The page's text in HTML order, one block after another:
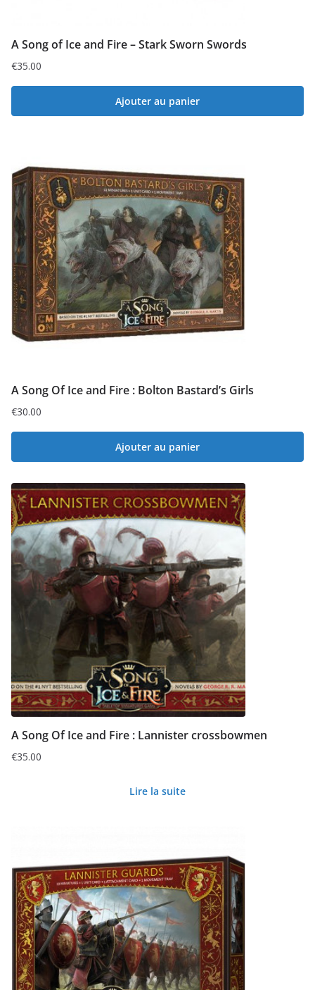
A Song of Ice and Fire – Stark Sworn Swords
€35.00
Ajouter au panier
A Song Of Ice and Fire : Bolton Bastard’s Girls
€30.00
Ajouter au panier
A Song Of Ice and Fire : Lannister crossbowmen
€35.00
Lire la suite